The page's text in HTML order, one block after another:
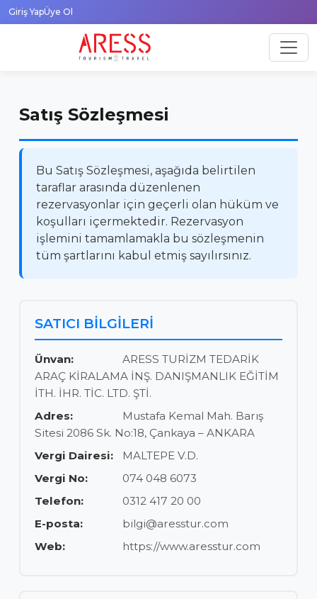
Giriş YapÜye Ol
Satış Sözleşmesi
Bu Satış Sözleşmesi, aşağıda belirtilen
taraflar arasında düzenlenen
rezervasyonlar için geçerli olan hüküm ve
koşulları içermektedir. Rezervasyon
işlemini tamamlamakla bu sözleşmenin
tüm şartlarını kabul etmiş sayılırsınız.
SATICI BİLGİLERİ
Ünvan:
ARESS TURİZM TEDARİK
ARAÇ KİRALAMA İNŞ. DANIŞMANLIK EĞİTİM
İTH. İHR. TİC. LTD. ŞTİ.
Adres:
Mustafa Kemal Mah. Barış
Sitesi 2086 Sk. No:18, Çankaya – ANKARA
Vergi Dairesi:
MALTEPE V.D.
Vergi No:
074 048 6073
Telefon:
0312 417 20 00
E-posta:
bilgi@aresstur.com
Web:
https://www.aresstur.com